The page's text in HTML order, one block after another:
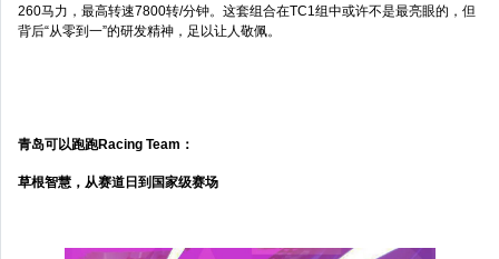
260马力，最高转速7800转/分钟。这套组合在TC1组中或许不是最亮眼的，但
背后“从零到一”的研发精神，足以让人敬佩。
青岛可以跑跑Racing Team：
草根智慧，从赛道日到国家级赛场